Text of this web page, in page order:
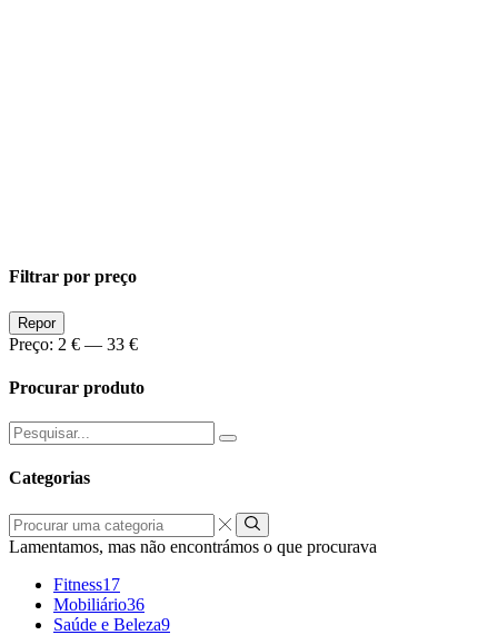
Filtrar por preço
Preço
Min
Preço
Max
Repor
Preço: 2 € — 33 €
Procurar produto
Pesquisar
por:
Categorias
uma
categoria
Lamentamos, mas não encontrámos o que procurava
Fitness17
Mobiliário36
Saúde e Beleza9